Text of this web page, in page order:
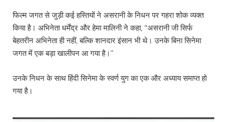
फिल्म जगत से जुड़ी कई हस्तियों ने असरानी के निधन पर गहरा शोक व्यक्त
किया है। अभिनेता धर्मेंद्र और हेमा मालिनी ने कहा, “असरानी जी सिर्फ
बेहतरीन अभिनेता ही नहीं, बल्कि शानदार इंसान भी थे। उनके बिना सिनेमा
जगत में एक बड़ा खालीपन आ गया है।”
उनके निधन के साथ हिंदी सिनेमा के स्वर्ण युग का एक और अध्याय समाप्त हो
गया है।